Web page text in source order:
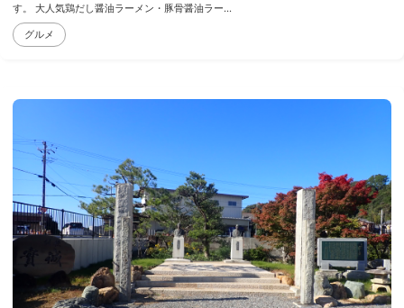
す。 大人気鶏だし醤油ラーメン・豚骨醤油ラー...
グルメ